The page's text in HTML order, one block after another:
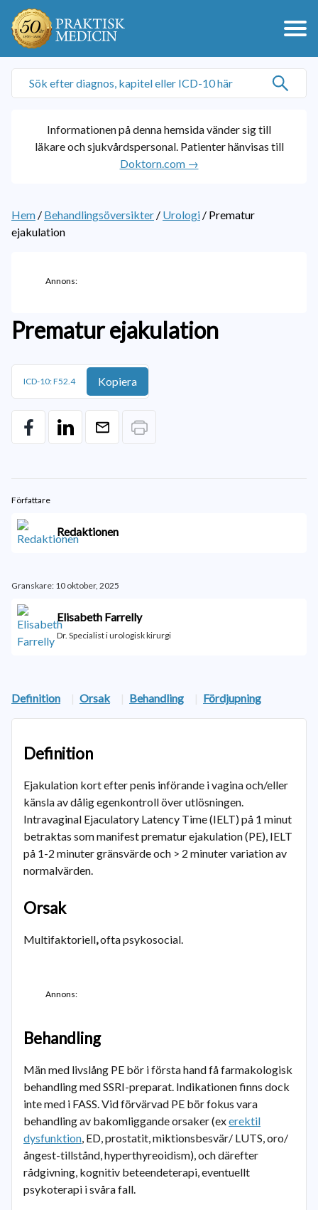
Informationen på denna hemsida vänder sig till
läkare och sjukvårdspersonal. Patienter hänvisas till
Doktorn.com →
Hem / Behandlingsöversikter / Urologi / Prematur
ejakulation
Annons:
Prematur ejakulation
ICD-10: F52.4 Kopiera
Författare
Redaktionen
Granskare: 10 oktober, 2025
Elisabeth Farrelly
Dr. Specialist i urologisk kirurgi
Definition | Orsak | Behandling | Fördjupning
Definition
Ejakulation kort efter penis införande i vagina och/eller
känsla av dålig egenkontroll över utlösningen.
Intravaginal Ejaculatory Latency Time (IELT) på 1 minut
betraktas som manifest prematur ejakulation (PE), IELT
på 1-2 minuter gränsvärde och > 2 minuter variation av
normalvärden.
Orsak
Multifaktoriell,ofta psykosocial.
Annons:
Behandling
Män med livslång PE bör i första hand få farmakologisk
behandling med SSRI-preparat. Indikationen finns dock
inte med i FASS. Vid förvärvad PE bör fokus vara
behandling av bakomliggande orsaker (exerektil
dysfunktion, ED, prostatit, miktionsbesvär/ LUTS, oro/
ångest-tillstånd, hyperthyreoidism), och därefter
rådgivning, kognitiv beteendeterapi, eventuellt
psykoterapi i svåra fall.